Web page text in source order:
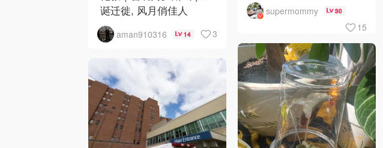
诞迁徙, 风月俏佳人
aman910316 14 3
supermommy 30
15